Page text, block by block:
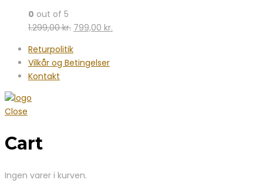
0 out of 5
1.299,00kr. Den
pris
var:
799,00 kr.
Returpolitik
Vilkår og Betingelser
Kontakt
Close
Cart
Ingen varer i kurven.